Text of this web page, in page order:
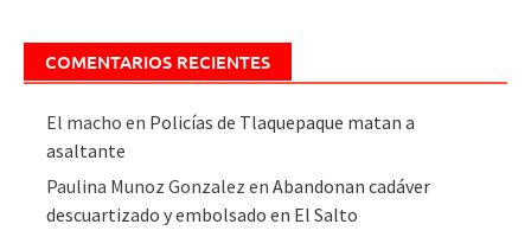
COMENTARIOS RECIENTES
El macho en Policías de Tlaquepaque matan a
asaltante
Paulina Munoz Gonzalez enAbandonan cadáver
descuartizado y embolsado en El Salto